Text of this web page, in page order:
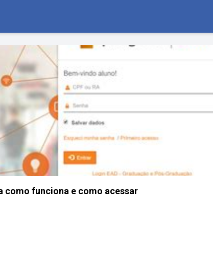
como funciona e como acessar